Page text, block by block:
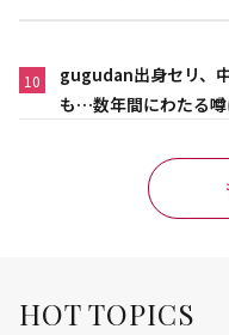
10
gugudan出身セリ、
も…数年間にわたる噂
HOT TOPICS